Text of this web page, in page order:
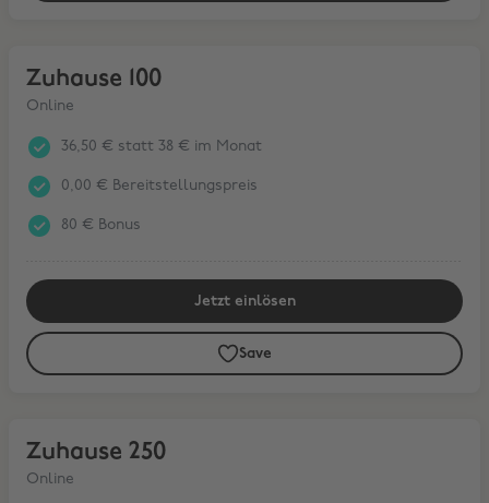
Zuhause 100
Online
36,50 € statt 38 € im Monat
0,00 € Bereitstellungspreis
80 € Bonus
Jetzt einlösen
Save
Zuhause 250
Online